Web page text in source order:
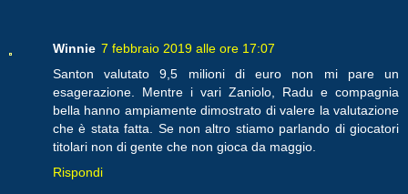
Winnie 7 febbraio 2019 alle ore 17:07
Santon valutato 9,5 milioni di euro non mi pare un
esagerazione. Mentre i vari Zaniolo, Radu e compagnia
bella hanno ampiamente dimostrato di valere la valutazione
che è stata fatta. Se non altro stiamo parlando di giocatori
titolari non di gente che non gioca da maggio.
Rispondi